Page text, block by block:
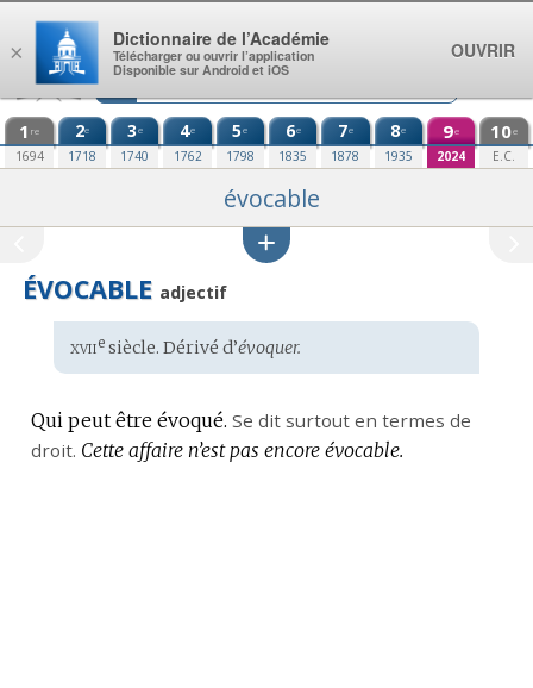
Aller au contenu
1 re
1694
2e
1718
3e
1740
4e
1762
5e
1798
6e
1835
7e
1878
8e
1935
9e
2024
10e
E.C.
évocable
ÉVOCABLE adjectif
Étymologie
:
xviiesiècle. Dérivé d’évoquer.
Qui peut être évoqué. Se dit surtout en termes de
droit. Cette affaire n’est pas encore évocable.
×
Dictionnaire de l’Académie
Télécharger ou ouvrir l’application
Disponible sur Android et iOS
OUVRIR